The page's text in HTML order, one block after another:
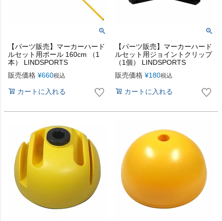
【パーツ販売】マーカーハード
ルセット用ポール 160cm （1
本） LINDSPORTS
販売価格 ¥660税込
カートに入れる
【パーツ販売】マーカーハード
ルセット用ジョイントクリップ
（1個） LINDSPORTS
販売価格 ¥180税込
カートに入れる